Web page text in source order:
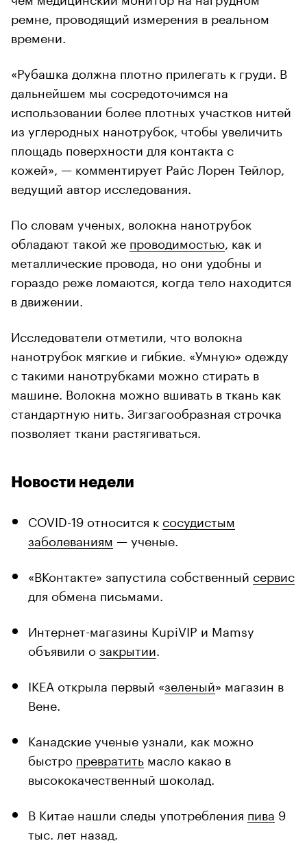
ремне, проводящий измерения в реальном
времени.
«Рубашка должна плотно прилегать к груди. В
дальнейшем мы сосредоточимся на
использовании более плотных участков нитей
из углеродных нанотрубок, чтобы увеличить
площадь поверхности для контакта с
кожей», — комментирует Райс Лорен Тейлор,
ведущий автор исследования.
По словам ученых, волокна нанотрубок
обладают такой же проводимостью , как и
металлические провода, но они удобны и
гораздо реже ломаются, когда тело находится
в движении.
Исследователи отметили, что волокна
нанотрубок мягкие и гибкие. «Умную» одежду
с такими нанотрубками можно стирать в
машине. Волокна можно вшивать в ткань как
стандартную нить. Зигзагообразная строчка
позволяет ткани растягиваться.
Новости недели
COVID-19 относится к сосудистым
заболеваниям — ученые.
«ВКонтакте» запустила собственный сервис
для обмена письмами.
Интернет-магазины KupiVIP и Mamsy
объявили озакрытии
IKEA открыла первый «зеленый» магазин в
Вене.
Канадские ученые узнали, как можно
быстро превратить масло какао в
высококачественный шоколад.
В Китае нашли следы употребления пива 9
тыс. лет назад.